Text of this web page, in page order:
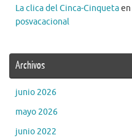
La clica del Cinca-Cinquetaen
posvacacional
Archivos
junio 2026
mayo 2026
junio 2022